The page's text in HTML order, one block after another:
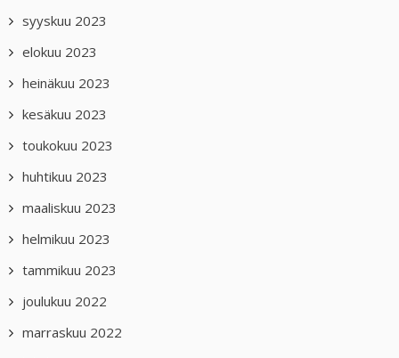
syyskuu 2023
elokuu 2023
heinäkuu 2023
kesäkuu 2023
toukokuu 2023
huhtikuu 2023
maaliskuu 2023
helmikuu 2023
tammikuu 2023
joulukuu 2022
marraskuu 2022